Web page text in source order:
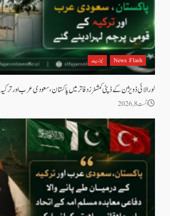
News Flash نیوز بیٹ
لورالائی ڈویژن کے ڈپٹی کمشنرز دفاتر میں پاکستان، سعودی عرب اور
اگست 8, 2026